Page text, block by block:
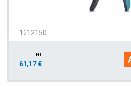
1212150
HT
61,17 €